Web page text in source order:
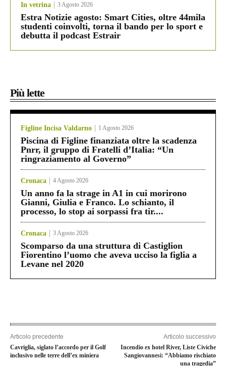
In vetrina 3 Agosto 2026
Estra Notizie agosto: Smart Cities, oltre 44mila
studenti coinvolti, torna il bando per lo sport e
debutta il podcast Estrair
Più lette
Figline Incisa Valdarno 1 Agosto 2026
Piscina di Figline finanziata oltre la scadenza
Pnrr, il gruppo di Fratelli d’Italia: “Un
ringraziamento al Governo”
Cronaca 4 Agosto 2026
Un anno fa la strage in A1 in cui morirono
Gianni, Giulia e Franco. Lo schianto, il
processo, lo stop ai sorpassi fra tir....
Cronaca 3 Agosto 2026
Scomparso da una struttura di Castiglion
Fiorentino l’uomo che aveva ucciso la figlia a
Levane nel 2020
Articolo precedente
Cavriglia, siglato l’accordo per il Golf
inclusivo nelle terre dell’ex miniera
Articolo successivo
Incendio ex hotel River, Liste Civiche
Sangiovannesi: “Abbiamo rischiato
una tragedia”